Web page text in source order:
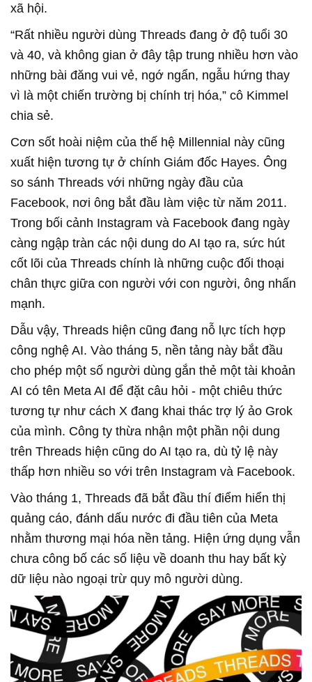
xã hội.
“Rất nhiều người dùng Threads đang ở độ tuổi 30
và 40, và không gian ở đây tập trung nhiều hơn vào
những bài đăng vui vẻ, ngớ ngẩn, ngẫu hứng thay
vì là một chiến trường bị chính trị hóa,” cô Kimmel
chia sẻ.
Cơn sốt hoài niệm của thế hệ Millennial này cũng
xuất hiện tương tự ở chính Giám đốc Hayes. Ông
so sánh Threads với những ngày đầu của
Facebook, nơi ông bắt đầu làm việc từ năm 2011.
Trong bối cảnh Instagram và Facebook đang ngày
càng ngập tràn các nội dung do AI tạo ra, sức hút
cốt lõi của Threads chính là những cuộc đối thoại
chân thực giữa con người với con người, ông nhấn
mạnh.
Dẫu vậy, Threads hiện cũng đang nỗ lực tích hợp
công nghệ AI. Vào tháng 5, nền tảng này bắt đầu
cho phép một số người dùng gắn thẻ một tài khoản
AI có tên Meta AI để đặt câu hỏi - một chiêu thức
tương tự như cách X đang khai thác trợ lý ảo Grok
của mình. Công ty thừa nhận một phần nội dung
trên Threads hiện cũng do AI tạo ra, dù tỷ lệ này
thấp hơn nhiều so với trên Instagram và Facebook.
Vào tháng 1, Threads đã bắt đầu thí điểm hiển thị
quảng cáo, đánh dấu nước đi đầu tiên của Meta
nhằm thương mại hóa nền tảng. Hiện ứng dụng vẫn
chưa công bố các số liệu về doanh thu hay bất kỳ
dữ liệu nào ngoại trừ quy mô người dùng.